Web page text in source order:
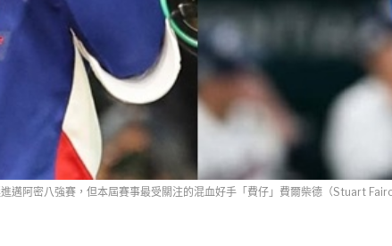
邁阿密八強賽，但本屆賽事最受關注的混血好手「費仔」費爾柴德（Stuart